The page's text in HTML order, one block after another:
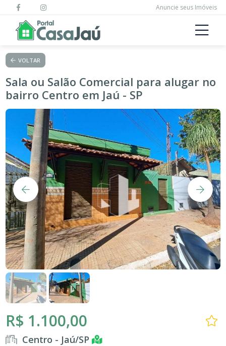
Anuncie seus Imóveis
VOLTAR
Sala ou Salão Comercial para alugar no
bairro Centro em Jaú - SP
R$ 1.100,00
Centro - Jaú/SP